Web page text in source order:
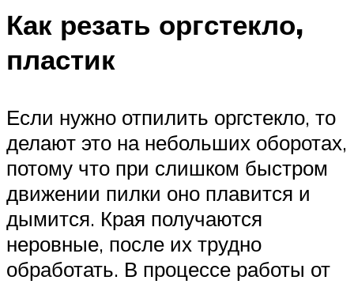
Как резать оргстекло,
пластик
Если нужно отпилить оргстекло, то
делают это на небольших оборотах,
потому что при слишком быстром
движении пилки оно плавится и
дымится. Края получаются
неровные, после их трудно
обработать. В процессе работы от